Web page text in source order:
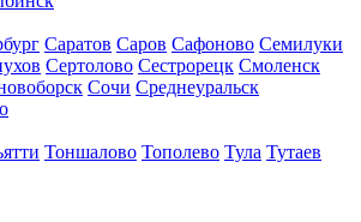
Саратов Саров Сафоново Семилуки
Сертолово Сестрорецк Смоленск
Сочи Среднеуральск
Тоншалово Тополево Тула Тутаев